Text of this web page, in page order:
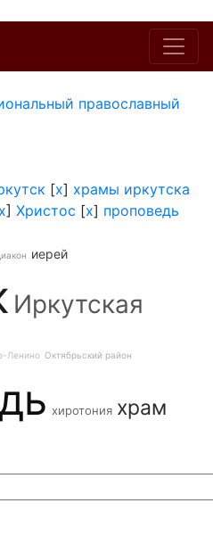
православный
[x] храмы иркутска
x] Христос [x] проповедь
иерей
Иркутская
Ленино Октябрьский район
хиротония храм